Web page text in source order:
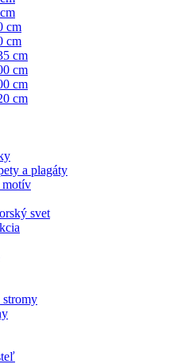
cm
cm
cm
cm
cm
cm
a plagáty
motív
svet
stromy